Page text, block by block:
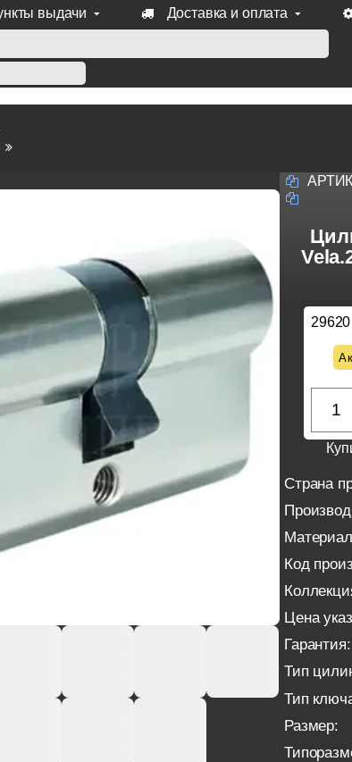
выдачи Доставка и оплата
Venezia, Fratelli, Tupai, Extreza, Melodia, Forme
29620
Страна
Код
Цена
Гарантия:
Тип
Тип
Размер: